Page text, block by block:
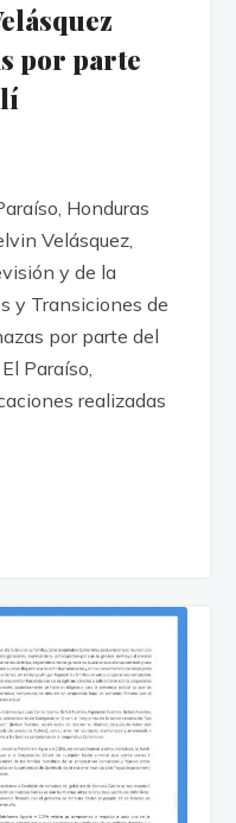
por parte
Honduras
Velásquez,
y de la
y Transiciones de
por parte del
Paraíso,
realizadas